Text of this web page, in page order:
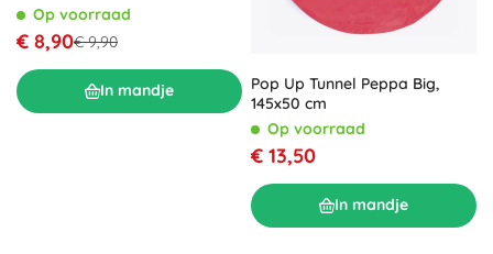
Op voorraad
€ 8,90€ 9,90
In mandje
Pop Up Tunnel Peppa Big,
145x50 cm
Op voorraad
€ 13,50
In mandje